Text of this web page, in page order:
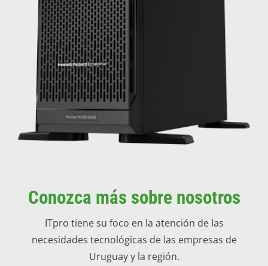
Conozca más sobre nosotros
ITpro tiene su foco en la atención de las
necesidades tecnológicas de las empresas de
Uruguay y la región.